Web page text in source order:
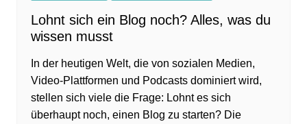
Lohnt sich ein Blog noch? Alles, was du
wissen musst
In der heutigen Welt, die von sozialen Medien,
Video-Plattformen und Podcasts dominiert wird,
stellen sich viele die Frage: Lohnt es sich
überhaupt noch, einen Blog zu starten? Die